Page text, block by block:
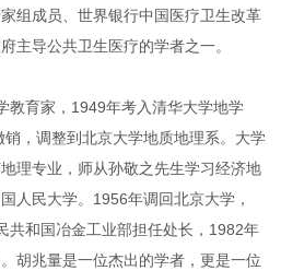
组成员、世界银行中国医疗卫生改革
主导公共卫生医疗的学者之一。
教育家，1949年考入清华大学地学
，调整到北京大学地质地理系。大学
理专业，师从孙敬之先生学习经济地
人民大学。1956年调回北京大学，
共和国冶金工业部担任处长，1982年
胡兆量是一位杰出的学者，更是一位